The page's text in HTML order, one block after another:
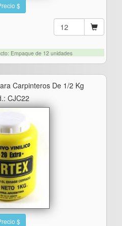
$
Empaque de 12 unidades
Carpinteros De 1/2 Kg
CJC22
$